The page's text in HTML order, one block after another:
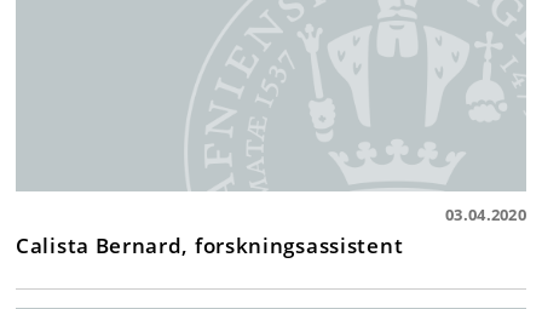
03.04.2020
Calista Bernard, forskningsassistent